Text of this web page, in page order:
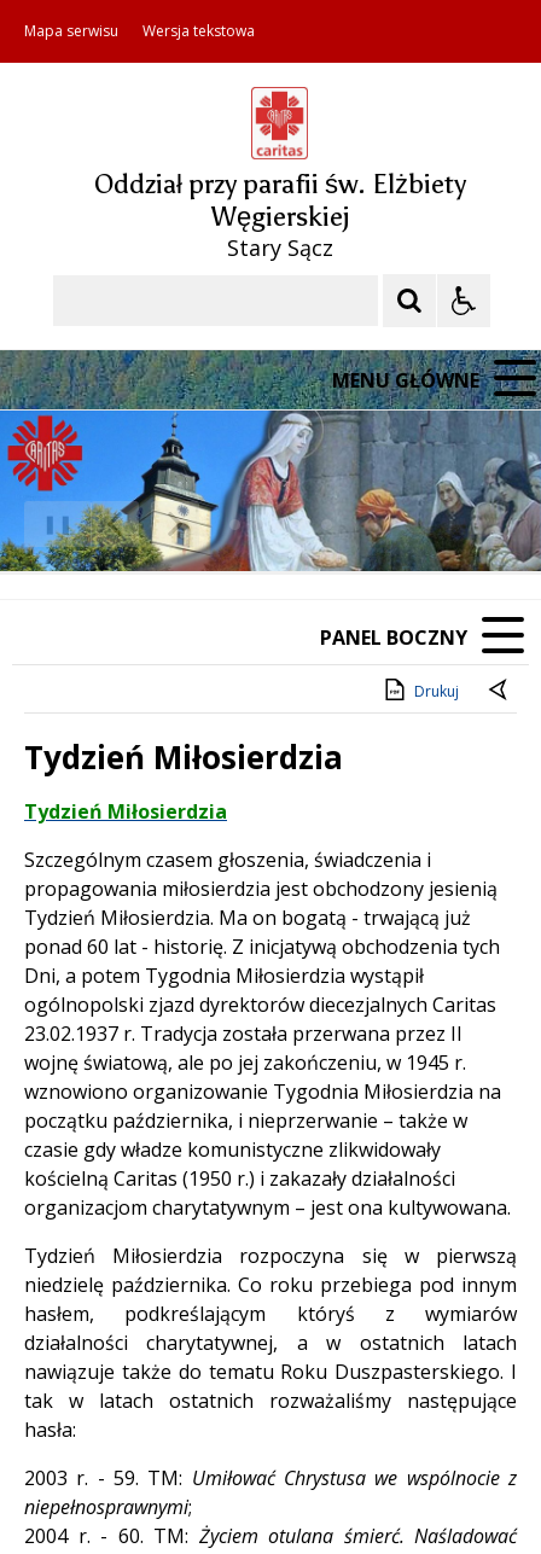
Mapa serwisu Wersja tekstowa
Oddział przy parafii św. Elżbiety
Węgierskiej
Stary Sącz
MENU GŁÓWNE
Poprzedni Element
Następny Element
❚❚
PANEL BOCZNY
Drukuj
Tydzień Miłosierdzia
Treść
Tydzień Miłosierdzia
Szczególnym czasem głoszenia, świadczenia i
propagowania miłosierdzia jest obchodzony jesienią
Tydzień Miłosierdzia. Ma on bogatą - trwającą już
ponad 60 lat - historię. Z inicjatywą obchodzenia tych
Dni, a potem Tygodnia Miłosierdzia wystąpił
ogólnopolski zjazd dyrektorów diecezjalnych Caritas
23.02.1937 r. Tradycja została przerwana przez II
wojnę światową, ale po jej zakończeniu, w 1945 r.
wznowiono organizowanie Tygodnia Miłosierdzia na
początku października, i nieprzerwanie – także w
czasie gdy władze komunistyczne zlikwidowały
kościelną Caritas (1950 r.) i zakazały działalności
organizacjom charytatywnym – jest ona kultywowana.
Tydzień Miłosierdzia rozpoczyna się w pierwszą
niedzielę października. Co roku przebiega pod innym
hasłem, podkreślającym któryś z wymiarów
działalności charytatywnej, a w ostatnich latach
nawiązuje także do tematu Roku Duszpasterskiego. I
tak w latach ostatnich rozważaliśmy następujące
hasła:
2003 r. - 59. TM: Umiłować Chrystusa we wspólnocie z
niepełnosprawnymi;
2004 r. - 60. TM: Życiem otulana śmierć. Naśladować